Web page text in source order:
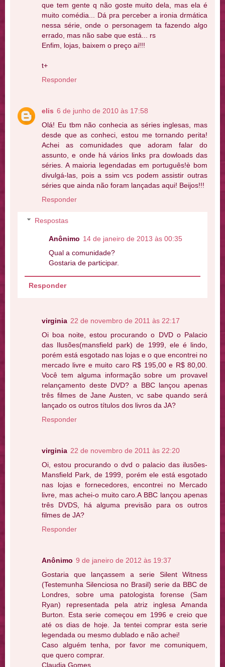
que tem gente q não goste muito dela, mas ela é
muito comédia... Dá pra perceber a ironia drmática
nessa série, onde o personagem ta fazendo algo
errado, mas não sabe que está... rs
Enfim, lojas, baixem o preço ai!!!
t+
Responder
elis 6 de junho de 2010 às 17:58
Olá! Eu tbm não conhecia as séries inglesas, mas
desde que as conheci, estou me tornando perita!
Achei as comunidades que adoram falar do
assunto, e onde há vários links pra dowloads das
séries. A maioria legendadas em português!è bom
divulgá-las, pois a ssim vcs podem assistir outras
séries que ainda não foram lançadas aqui! Beijos!!!
Responder
Respostas
Anônimo 14 de janeiro de 2013 às 00:35
Qual a comunidade?
Gostaria de participar.
Responder
virginia 22 de novembro de 2011 às 22:17
Oi boa noite, estou procurando o DVD o Palacio
das Ilusões(mansfield park) de 1999, ele é lindo,
porém está esgotado nas lojas e o que encontrei no
mercado livre e muito caro R$ 195,00 e R$ 80,00.
Você tem alguma informação sobre um provavel
relançamento deste DVD? a BBC lançou apenas
três filmes de Jane Austen, vc sabe quando será
lançado os outros títulos dos livros da JA?
Responder
virginia 22 de novembro de 2011 às 22:20
Oi, estou procurando o dvd o palacio das ilusões-
Mansfield Park, de 1999, porém ele está esgotado
nas lojas e fornecedores, encontrei no Mercado
livre, mas achei-o muito caro.A BBC lançou apenas
três DVDS, há alguma previsão para os outros
filmes de JA?
Responder
Anônimo 9 de janeiro de 2012 às 19:37
Gostaria que lançassem a serie Silent Witness
(Testemunha Silenciosa no Brasil) serie da BBC de
Londres, sobre uma patologista forense (Sam
Ryan) representada pela atriz inglesa Amanda
Burton. Esta serie começou em 1996 e creio que
até os dias de hoje. Ja tentei comprar esta serie
legendada ou mesmo dublado e não achei!
Caso alguém tenha, por favor me comuniquem,
que quero comprar.
Claudia Gomes